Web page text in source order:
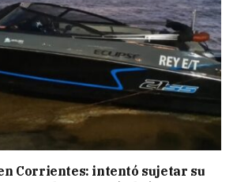
Corrientes: intentó sujetar su